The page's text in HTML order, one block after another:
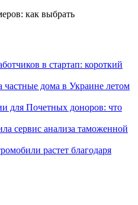
в стартап: короткий
дома в Украине летом
для Почетных доноров: что
сервис анализа таможенной
растет благодаря